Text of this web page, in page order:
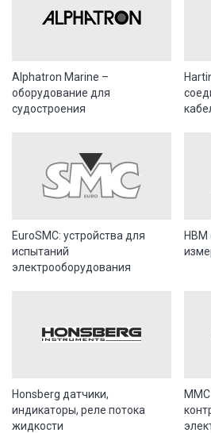
Alphatron Marine –
оборудование для
судостроения
EuroSMC: устройства для
испытаний
электрооборудования
Honsberg датчики,
индикаторы, реле потока
жидкости